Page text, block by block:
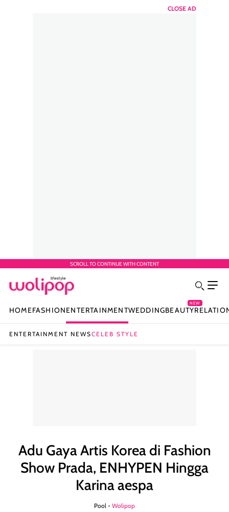
CLOSE AD
SCROLL TO CONTINUE WITH CONTENT
HOMEFASHIONENTERTAINMENTWEDDINGBEAUTY
NEW
ENTERTAINMENT NEWSCELEB STYLE
Adu Gaya Artis Korea di Fashion
Show Prada, ENHYPEN Hingga
Karina aespa
Pool - Wolipop